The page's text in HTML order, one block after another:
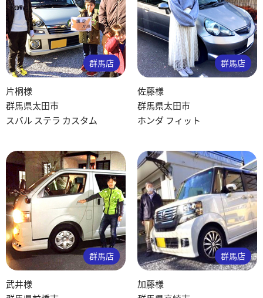
群馬店
片桐様
群馬県太田市
スバル ステラ カスタム
群馬店
佐藤様
群馬県太田市
ホンダ フィット
群馬店
武井様
群馬店
加藤様